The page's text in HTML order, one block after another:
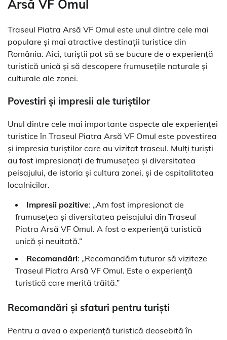
Arsă VF Omul
Traseul Piatra Arsă VF Omul este unul dintre cele mai
populare și mai atractive destinații turistice din
România. Aici, turiștii pot să se bucure de o experiență
turistică unică și să descopere frumusețile naturale și
culturale ale zonei.
Povestiri și impresii ale turiștilor
Unul dintre cele mai importante aspecte ale experienței
turistice în Traseul Piatra Arsă VF Omul este povestirea
și impresia turiștilor care au vizitat traseul. Mulți turiști
au fost impresionați de frumusețea și diversitatea
peisajului, de istoria și cultura zonei, și de ospitalitatea
localnicilor.
Impresii pozitive: „Am fost impresionat de
frumusețea și diversitatea peisajului din Traseul
Piatra Arsă VF Omul. A fost o experiență turistică
unică și neuitată.”
Recomandări: „Recomandăm tuturor să viziteze
Traseul Piatra Arsă VF Omul. Este o experiență
turistică care merită trăită.”
Recomandări și sfaturi pentru turiști
Pentru a avea o experiență turistică deosebită în